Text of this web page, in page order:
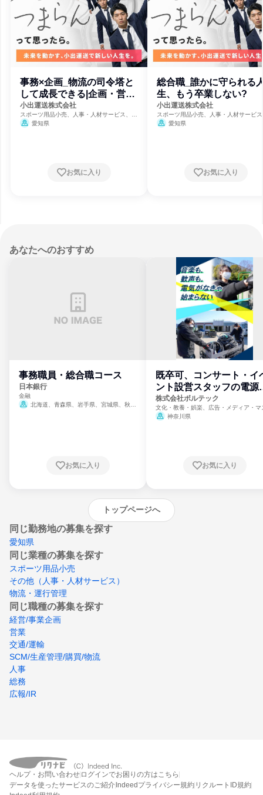
事務×企画_物流の司令塔と
して成長できる|企画・営
業・人事
小出運送株式会社
スポーツ用品小売、人事・人材サービス、物
流・運行管理
愛知県
お気に入り
総合職_誰かに守られる
生、もう卒業しない?
小出運送株式会社
スポーツ用品小売、人事・人材サービ
流・運行管理
愛知県
お気に入り
あなたへのおすすめ
事務職員・総合職コース
日本銀行
金融
北海道、青森県、岩手県、宮城県、秋田
崎県、熊本県、大分県、宮崎県、鹿児島県、
お気に入り
既卒可、コンサート・イ
ント設営スタッフの電源
門
株式会社ボルテック
文化・教養・娯楽、広告・メディア・マ
ミ、電力・ガス・水道・エネルギー
神奈川県
お気に入り
トップページへ
同じ勤務地の募集を探す
愛知県
同じ業種の募集を探す
スポーツ用品小売
その他（人事・人材サービス）
物流・運行管理
同じ職種の募集を探す
経営/事業企画
営業
交通/運輸
SCM/生産管理/購買/物流
人事
総務
広報/IR
ヘルプ・お問い合わせ ログインでお困りの方はこちら
データを使ったサービスのご紹介Indeedプライバシー規約 リクルートID規約